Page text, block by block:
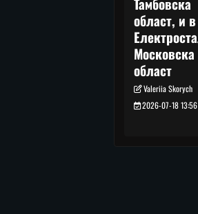
област, и в
Московска
област
Valeriia Skorych
2026-07-18 13:56